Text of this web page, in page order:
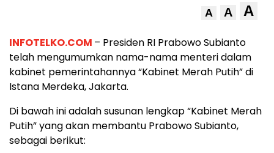
A A A
INFOTELKO.COM – Presiden RI Prabowo Subianto
telah mengumumkan nama-nama menteri dalam
kabinet pemerintahannya “Kabinet Merah Putih” di
Istana Merdeka, Jakarta.
Di bawah ini adalah susunan lengkap “Kabinet Merah
Putih” yang akan membantu Prabowo Subianto,
sebagai berikut: